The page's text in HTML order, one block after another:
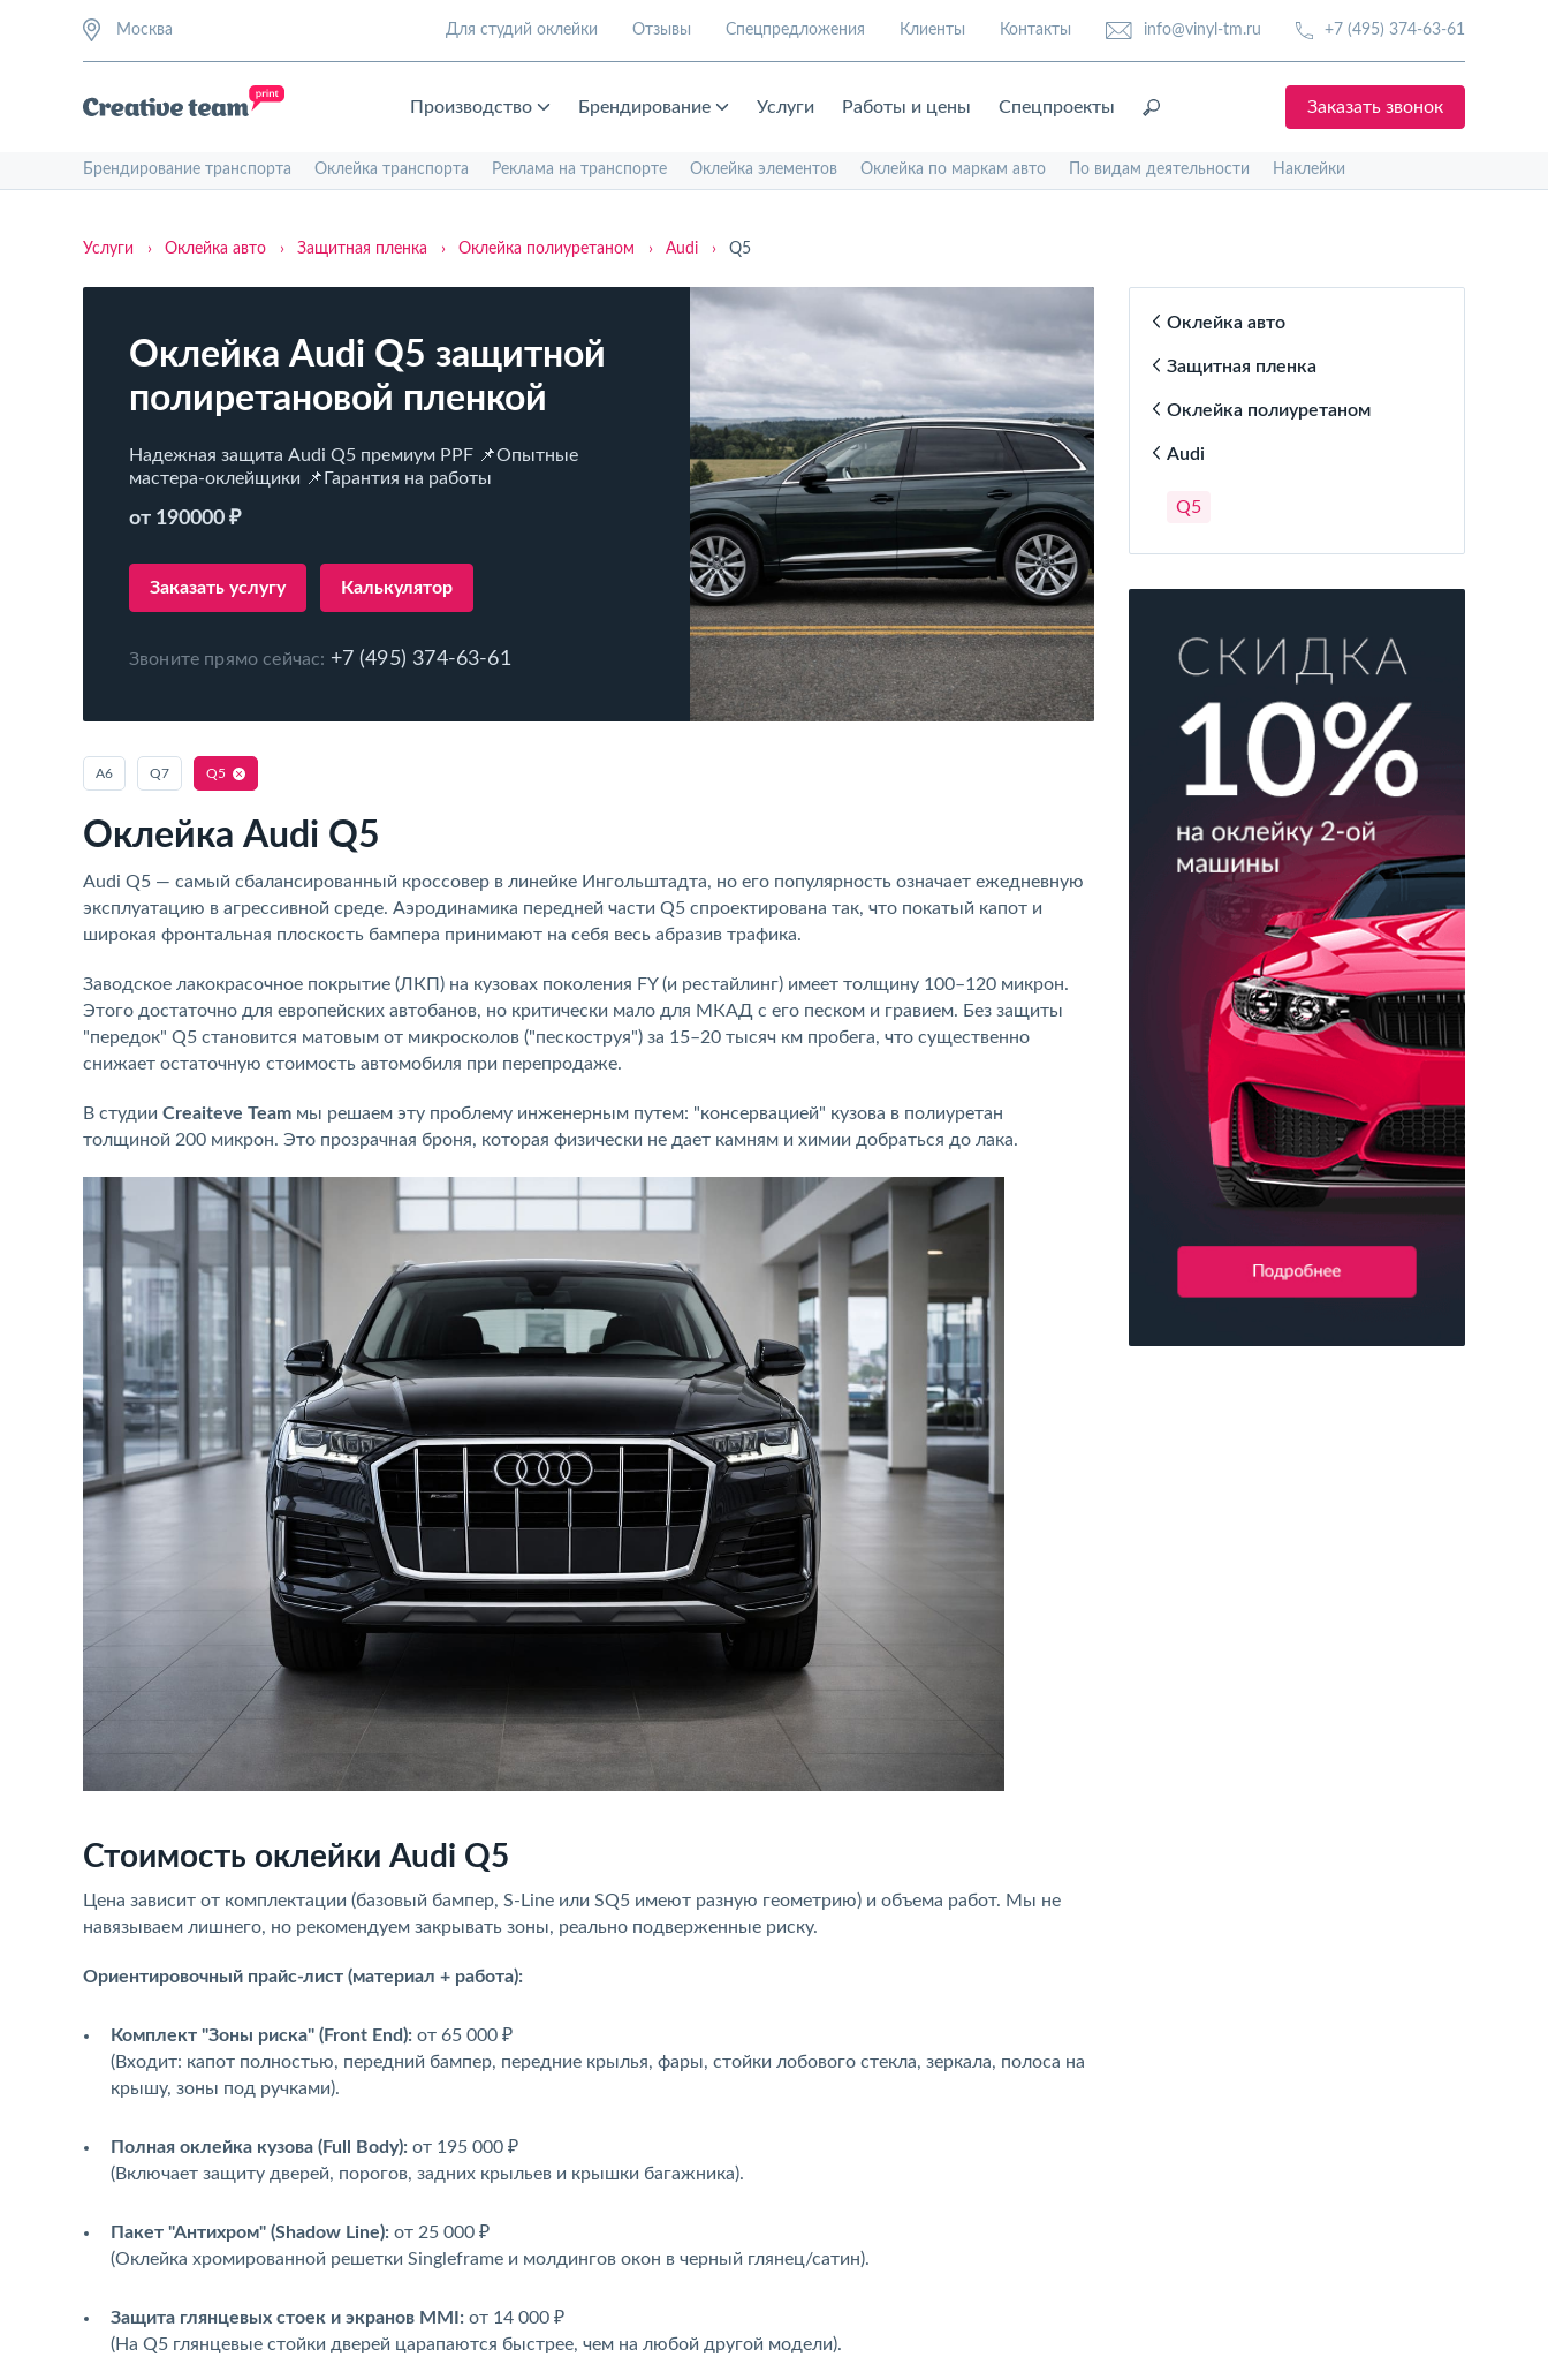
Москва Для студий оклейки Отзывы Спецпредложения Клиенты Контакты info@vinyl-tm.ru +7 (495) 374-63-61
Производство Брендирование Услуги Работы и цены Спецпроекты Заказать звонок
Брендирование транспорта Оклейка транспорта Реклама на транспорте Оклейка элементов Оклейка по маркам авто По видам деятельности Наклейки
Услуги › Оклейка авто › Защитная пленка › Оклейка полиуретаном › Audi › Q5
Оклейка ​Audi Q5 защитной
полиретановой пленкой
Надежная защита ​Audi Q5 премиум PPF 📌Опытные
мастера-оклейщики 📌Гарантия на работы
от 190000 ₽
Заказать услугу Калькулятор
Звоните прямо сейчас: +7 (495) 374-63-61
A6 Q7 Q5
Оклейка Audi Q5
Audi Q5 — самый сбалансированный кроссовер в линейке Ингольштадта, но его популярность означает ежедневную
эксплуатацию в агрессивной среде. Аэродинамика передней части Q5 спроектирована так, что покатый капот и
широкая фронтальная плоскость бампера принимают на себя весь абразив трафика.
Заводское лакокрасочное покрытие (ЛКП) на кузовах поколения FY (и рестайлинг) имеет толщину 100–120 микрон.
Этого достаточно для европейских автобанов, но критически мало для МКАД с его песком и гравием. Без защиты
"передок" Q5 становится матовым от микросколов ("пескоструя") за 15–20 тысяч км пробега, что существенно
снижает остаточную стоимость автомобиля при перепродаже.
В студии Creaiteve Team мы решаем эту проблему инженерным путем: "консервацией" кузова в полиуретан
толщиной 200 микрон. Это прозрачная броня, которая физически не дает камням и химии добраться до лака.
Стоимость оклейки Audi Q5
Цена зависит от комплектации (базовый бампер, S-Line или SQ5 имеют разную геометрию) и объема работ. Мы не
навязываем лишнего, но рекомендуем закрывать зоны, реально подверженные риску.
Ориентировочный прайс-лист (материал + работа):
Комплект "Зоны риска" (Front End): от 65 000 ₽
(Входит: капот полностью, передний бампер, передние крылья, фары, стойки лобового стекла, зеркала, полоса на
крышу, зоны под ручками).
Полная оклейка кузова (Full Body): от 195 000 ₽
(Включает защиту дверей, порогов, задних крыльев и крышки багажника).
Пакет "Антихром" (Shadow Line): от 25 000 ₽
(Оклейка хромированной решетки Singleframe и молдингов окон в черный глянец/сатин).
Защита глянцевых стоек и экранов MMI: от 14 000 ₽
(На Q5 глянцевые стойки дверей царапаются быстрее, чем на любой другой модели).
Оклейка авто
Защитная пленка
Оклейка полиуретаном
Audi
Q5